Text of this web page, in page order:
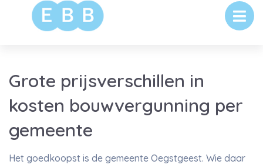
Grote prijsverschillen in
kosten bouwvergunning per
gemeente
Het goedkoopst is de gemeente Oegstgeest. Wie daar